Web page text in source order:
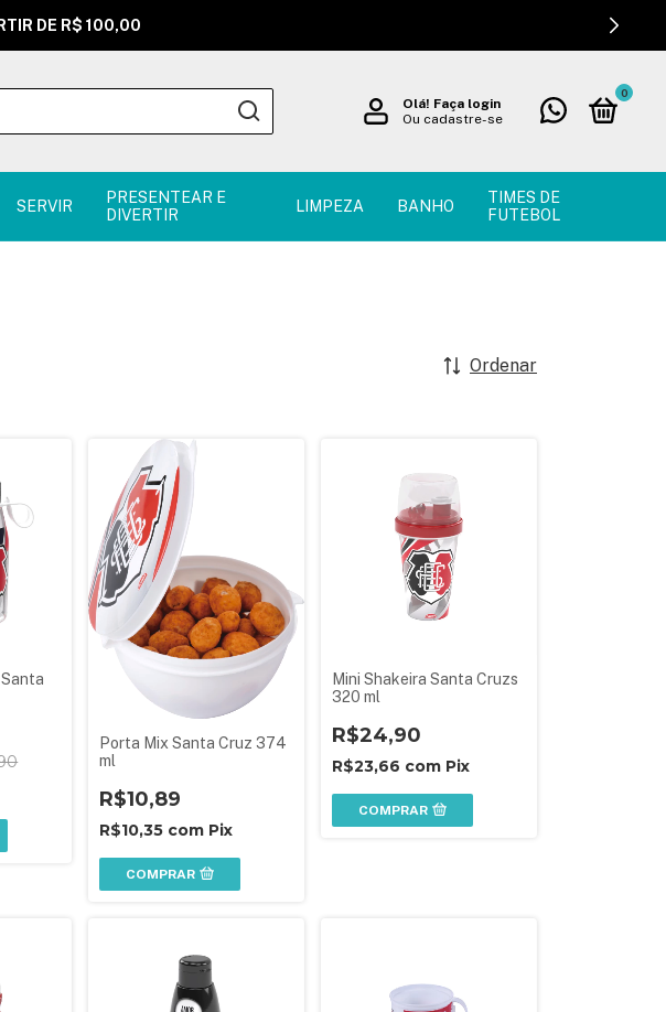
DE R$ 100,00
Olá! Faça login
Ou cadastre-se
0
SERVIR
PRESENTEAR E
DIVERTIR
LIMPEZA BANHO
TIMES DE
FUTEBOL
Ordenar
Porta Mix Santa Cruz 374
ml
R$10,89
R$10,35 com Pix
COMPRAR
Mini Shakeira Santa Cruzs
320 ml
R$24,90
R$23,66 com Pix
COMPRAR